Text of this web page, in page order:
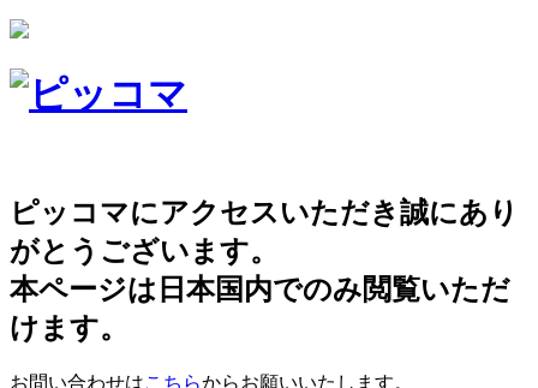
ピッコマにアクセスいただき誠にあり
がとうございます。
本ページは日本国内でのみ閲覧いただ
けます。
お問い合わせはこちらからお願いいたします。